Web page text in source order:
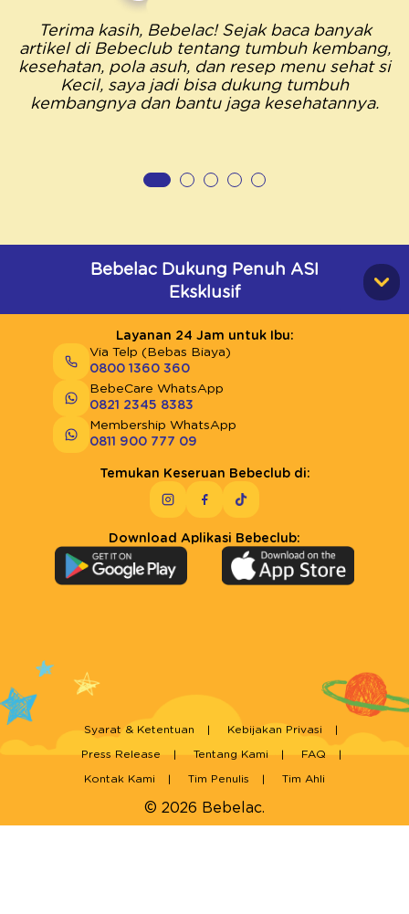
Terima kasih, Bebelac! Sejak baca banyak
artikel di Bebeclub tentang tumbuh kembang,
kesehatan, pola asuh, dan resep menu sehat si
Kecil, saya jadi bisa dukung tumbuh
kembangnya dan bantu jaga kesehatannya.
Bebelac Dukung Penuh ASI
Eksklusif
Layanan 24 Jam untuk Ibu:
Via Telp (Bebas Biaya)
0800 1360 360
BebeCare WhatsApp
0821 2345 8383
Membership WhatsApp
0811 900 777 09
Temukan Keseruan Bebeclub di:
Download Aplikasi Bebeclub:
© 2026 Bebelac.
Syarat & Ketentuan Kebijakan Privasi
Press Release Tentang Kami FAQ
Kontak Kami Tim Penulis Tim Ahli